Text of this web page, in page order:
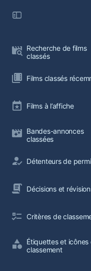
Recherche de films
classés
Films classés
Films à l’affiche
Bandes-annonces
classées
Détenteurs de
Décisions et
Critères de
Étiquettes et icônes
classement